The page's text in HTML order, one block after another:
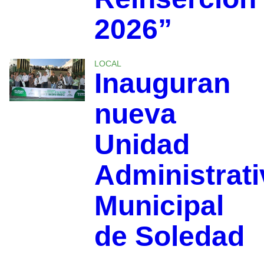
2026”
LOCAL
Inauguran
nueva
Unidad
Municipal
de Soledad